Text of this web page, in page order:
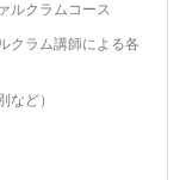
ルクラムコース
クラム講師による各
など）